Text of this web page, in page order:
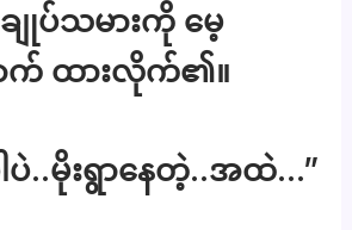
ျုပ်သမားကို မေ့
ာက် ထားလိုက်၏။
ပဲ..မိုးရွာနေတဲ့..အထဲ…”